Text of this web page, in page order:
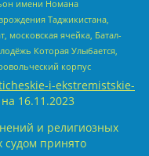
имени Номана
Таджикистана,
московская ячейка, Батал-
Которая Улыбается,
корпус
i-ekstremistskie-
16.11.2023
и религиозных
судом принято